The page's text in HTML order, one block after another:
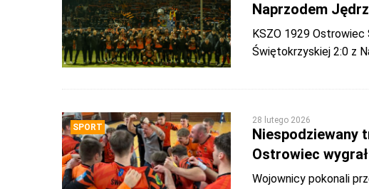
Naprzodem
KSZO 1929
Świętokrzyskiej 2:0 z
SPORT
28 lutego 2026
Niespodziewany
Ostrowiec
Wojownicy pokonali